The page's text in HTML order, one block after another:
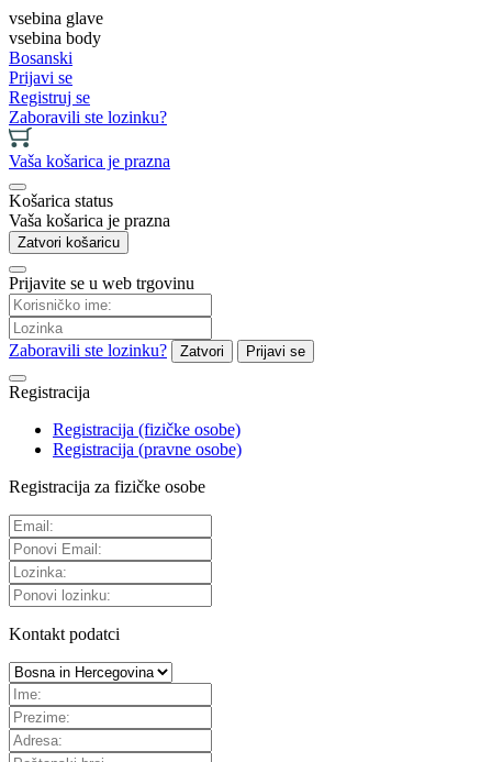
vsebina glave
vsebina body
Bosanski
Prijavi se
Registruj se
Zaboravili ste lozinku?
Vaša košarica je prazna
Košarica status
Vaša košarica je prazna
Zatvori košaricu
Prijavite se u web trgovinu
Zaboravili ste lozinku? Zatvori Prijavi se
Registracija
Registracija (fizičke osobe)
Registracija (pravne osobe)
Registracija za fizičke osobe
Kontakt podatci